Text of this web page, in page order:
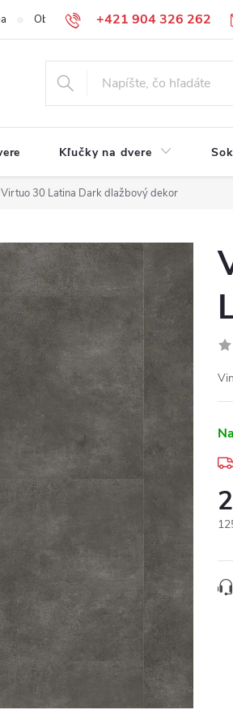
+421 904 326 262
Obchodné podmienky Reklamačné
Kľučky na dvere
30 Latina Dark dlažbový dekor